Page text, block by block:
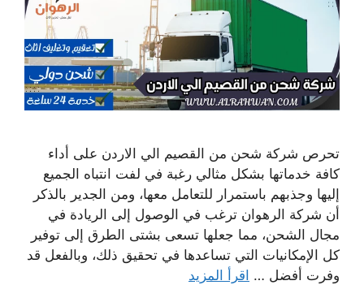
تحرص شركة شحن من القصيم الي الاردن على أداء
كافة خدماتها بشكل مثالي رغبة في لفت انتباه الجميع
إليها وجذبهم باستمرار للتعامل معها، ومن الجدير بالذكر
أن شركة الرهوان ترغب في الوصول إلى الريادة في
مجال الشحن، مما جعلها تسعى بشتى الطرق إلى توفير
كل الإمكانيات التي تساعدها في تحقيق ذلك، وبالفعل قد
وفرت أفضل … اقرأ المزيد